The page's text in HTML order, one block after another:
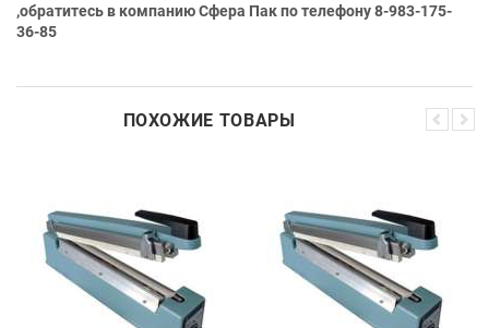
,обратитесь в компанию Сфера Пак по телефону 8-983-175-
36-85
ПОХОЖИЕ ТОВАРЫ